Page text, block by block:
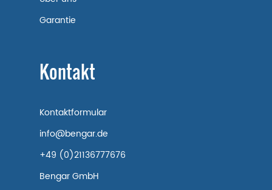
Garantie
Kontakt
Kontaktformular
info@bengar.de
+49 (0)21136777676
Bengar GmbH